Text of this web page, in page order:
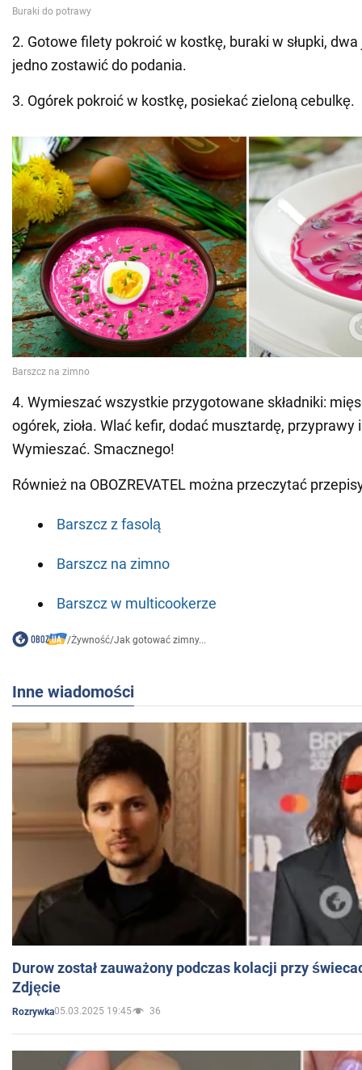
2. Gotowe filety pokroić w kostkę, buraki w słupki,
jedno zostawić do podania.
3. Ogórek pokroić w kostkę, posiekać zieloną cebulkę.
4. Wymieszać wszystkie przygotowane składniki:
ogórek, zioła. Wlać kefir, dodać musztardę, przyprawy
Wymieszać. Smacznego!
Również na OBOZREVATEL można przeczytać
Barszcz z fasolą
Barszcz na zimno
Barszcz w multicookerze
/Żywność/Jak gotować zimny...
Inne wiadomości
Durow został zauważony podczas kolacji przy
Zdjęcie
Rozrywka05.03.2025 19:45 36